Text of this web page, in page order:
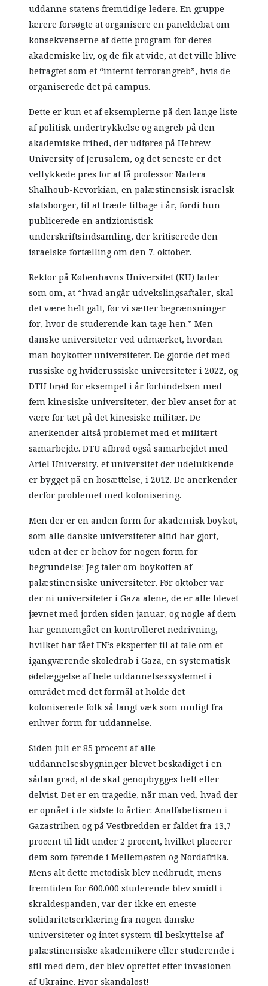
uddanne statens fremtidige ledere. En gruppe
lærere forsøgte at organisere en paneldebat om
konsekvenserne af dette program for deres
akademiske liv, og de fik at vide, at det ville blive
betragtet som et “internt terrorangreb”, hvis de
organiserede det på campus.
Dette er kun et af eksemplerne på den lange liste
af politisk undertrykkelse og angreb på den
akademiske frihed, der udføres på Hebrew
University of Jerusalem, og det seneste er det
vellykkede pres for at få professor Nadera
Shalhoub-Kevorkian, en palæstinensisk israelsk
statsborger, til at træde tilbage i år, fordi hun
publicerede en antizionistisk
underskriftsindsamling, der kritiserede den
israelske fortælling om den 7. oktober.
Rektor på Københavns Universitet (KU) lader
som om, at “hvad angår udvekslingsaftaler, skal
det være helt galt, før vi sætter begrænsninger
for, hvor de studerende kan tage hen.” Men
danske universiteter ved udmærket, hvordan
man boykotter universiteter. De gjorde det med
russiske og hviderussiske universiteter i 2022, og
DTU brød for eksempel i år forbindelsen med
fem kinesiske universiteter, der blev anset for at
være for tæt på det kinesiske militær. De
anerkender altså problemet med et militært
samarbejde. DTU afbrød også samarbejdet med
Ariel University, et universitet der udelukkende
er bygget på en bosættelse, i 2012. De anerkender
derfor problemet med kolonisering.
Men der er en anden form for akademisk boykot,
som alle danske universiteter altid har gjort,
uden at der er behov for nogen form for
begrundelse: Jeg taler om boykotten af
palæstinensiske universiteter. Før oktober var
der ni universiteter i Gaza alene, de er alle blevet
jævnet med jorden siden januar, og nogle af dem
har gennemgået en kontrolleret nedrivning,
hvilket har fået FN’s eksperter til at tale om et
igangværende skoledrab i Gaza, en systematisk
ødelæggelse af hele uddannelsessystemet i
området med det formål at holde det
koloniserede folk så langt væk som muligt fra
enhver form for uddannelse.
Siden juli er 85 procent af alle
uddannelsesbygninger blevet beskadiget i en
sådan grad, at de skal genopbygges helt eller
delvist. Det er en tragedie, når man ved, hvad der
er opnået i de sidste to årtier: Analfabetismen i
Gazastriben og på Vestbredden er faldet fra 13,7
procent til lidt under 2 procent, hvilket placerer
dem som førende i Mellemøsten og Nordafrika.
Mens alt dette metodisk blev nedbrudt, mens
fremtiden for 600.000 studerende blev smidt i
skraldespanden, var der ikke en eneste
solidaritetserklæring fra nogen danske
universiteter og intet system til beskyttelse af
palæstinensiske akademikere eller studerende i
stil med dem, der blev oprettet efter invasionen
af Ukraine. Hvor skandaløst!